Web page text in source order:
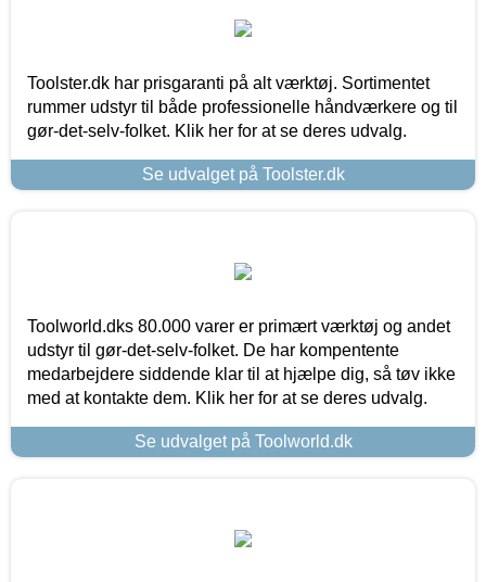
Toolster.dk har prisgaranti på alt værktøj. Sortimentet
rummer udstyr til både professionelle håndværkere og til
gør-det-selv-folket. Klik her for at se deres udvalg.
Se udvalget på Toolster.dk
Toolworld.dks 80.000 varer er primært værktøj og andet
udstyr til gør-det-selv-folket. De har kompentente
medarbejdere siddende klar til at hjælpe dig, så tøv ikke
med at kontakte dem. Klik her for at se deres udvalg.
Se udvalget på Toolworld.dk